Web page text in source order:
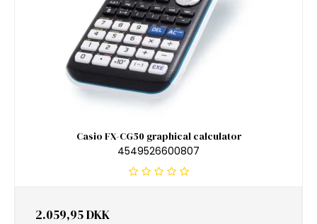
Casio FX-CG50 graphical calculator
4549526600807
2.059,95 DKK